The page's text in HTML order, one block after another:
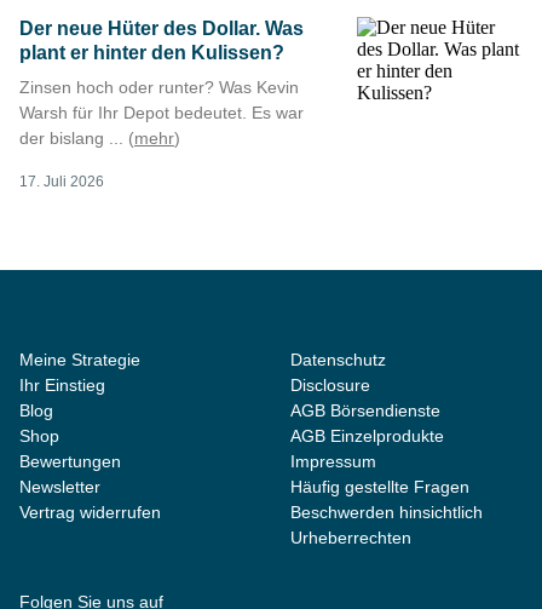
Der neue Hüter des Dollar. Was
plant er hinter den Kulissen?
Zinsen hoch oder runter? Was Kevin
Warsh für Ihr Depot bedeutet. Es war
der bislang ... (mehr)
17. Juli 2026
Meine Strategie
Ihr Einstieg
Blog
Shop
Bewertungen
Newsletter
Vertrag widerrufen
Datenschutz
Disclosure
AGB Börsendienste
AGB Einzelprodukte
Impressum
Häufig gestellte Fragen
Beschwerden hinsichtlich
Urheberrechten
Folgen Sie uns auf